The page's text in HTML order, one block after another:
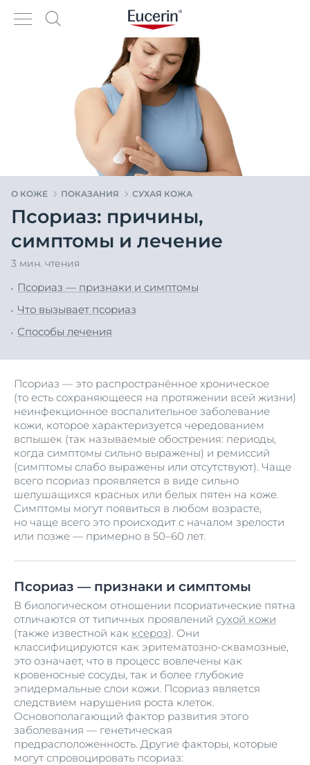
О КОЖЕ ПОКАЗАНИЯ СУХАЯ КОЖА
Псориаз: причины,
симптомы и лечение
3 мин. чтения
Псориаз — признаки и симптомы
Что вызывает псориаз
Способы лечения
Псориаз — это распространённое хроническое
(то есть сохраняющееся на протяжении всей жизни)
неинфекционное воспалительное заболевание
кожи, которое характеризуется чередованием
вспышек (так называемые обострения: периоды,
когда симптомы сильно выражены) и ремиссий
(симптомы слабо выражены или отсутствуют). Чаще
всего псориаз проявляется в виде сильно
шелушащихся красных или белых пятен на коже.
Симптомы могут появиться в любом возрасте,
но чаще всего это происходит с началом зрелости
или позже — примерно в 50–60 лет.
Псориаз — признаки и симптомы
В биологическом отношении псориатические пятна
отличаются от типичных проявлений сухой кожи
(также известной как ксероз). Они
классифицируются как эритематозно-сквамозные,
это означает, что в процесс вовлечены как
кровеносные сосуды, так и более глубокие
эпидермальные слои кожи. Псориаз является
следствием нарушения роста клеток.
Основополагающий фактор развития этого
заболевания — генетическая
предрасположенность. Другие факторы, которые
могут спровоцировать псориаз: